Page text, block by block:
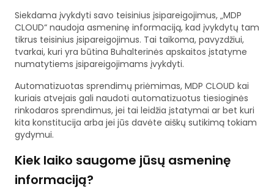
Siekdama įvykdyti savo teisinius įsipareigojimus, „MDP
CLOUD“ naudoja asmeninę informaciją, kad įvykdytų tam
tikrus teisinius įsipareigojimus. Tai taikoma, pavyzdžiui,
tvarkai, kuri yra būtina Buhalterinės apskaitos įstatyme
numatytiems įsipareigojimams įvykdyti.
Automatizuotas sprendimų priėmimas, MDP CLOUD kai
kuriais atvejais gali naudoti automatizuotus tiesioginės
rinkodaros sprendimus, jei tai leidžia įstatymai ar bet kuri
kita konstitucija arba jei jūs davėte aiškų sutikimą tokiam
gydymui.
Kiek laiko saugome jūsų asmeninę
informaciją?